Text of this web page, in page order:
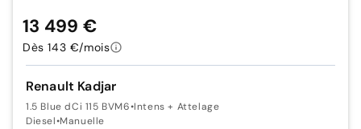
Renault Kadjar
1.5 Blue dCi 115 BVM6•Intens + Attelage
Diesel•Manuelle
13 499 €
Dès 143 €/mois